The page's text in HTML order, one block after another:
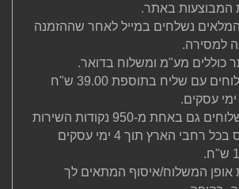
המבוצעות באתר.
נשלחים במייל לאחר שההזמנה
למסירה.
כוללים מע"מ ומשלוח בדואר.
ניתן לקבל משלוחים עם שליח בתוספת 39.00 ש"ח
ניתן לאסוף משלוחים גם באחת מ-950 נקודות השירות
של צ'יטה שופס בכל רחבי הארץ תוך 4 ימי עסקים
אופן המשלוח/איסוף המתאים לך